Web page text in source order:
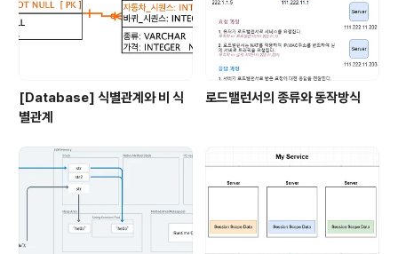
[Database] 식별관계와 비 식
별관계
로드밸런서의 종류와 동작방식